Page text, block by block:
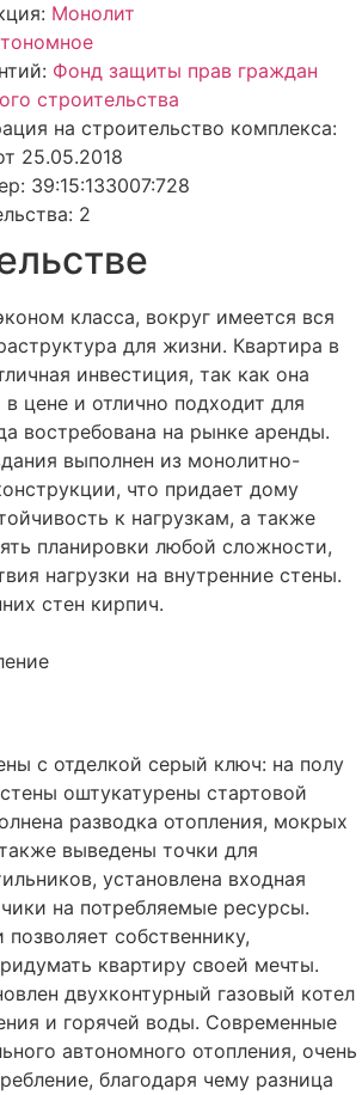
Монолит
Фонд защиты прав граждан
строительства
на строительство комплекса:
25.05.2018
39:15:133007:728
2
класса, вокруг имеется вся
для жизни. Квартира в
инвестиция, так как она
в цене и отлично подходит для
востребована на рынке аренды.
выполнен из монолитно-
что придает дому
к нагрузкам, а также
планировки любой сложности,
нагрузки на внутренние стены.
стен кирпич.
с отделкой серый ключ: на полу
оштукатурены стартовой
разводка отопления, мокрых
выведены точки для
установлена входная
на потребляемые ресурсы.
собственнику,
квартиру своей мечты.
двухконтурный газовый котел
и горячей воды. Современные
автономного отопления, очень
благодаря чему разница